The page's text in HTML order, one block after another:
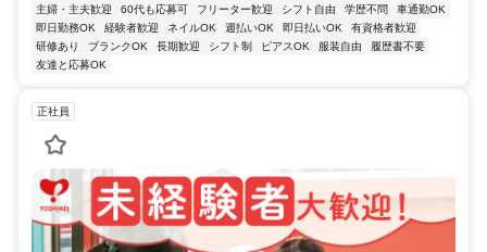
主婦・主夫歓迎 60代も応募可 フリーター歓迎 シフト自由 学歴不問
車通勤OK
即日勤務OK
経験者歓迎 ネイルOK 週払いOK 即日払いOK
有資格者歓迎
研修あり
ブランクOK 長期歓迎 シフト制 ピアスOK 服装自由
履歴書不要
友達と応募OK
正社員